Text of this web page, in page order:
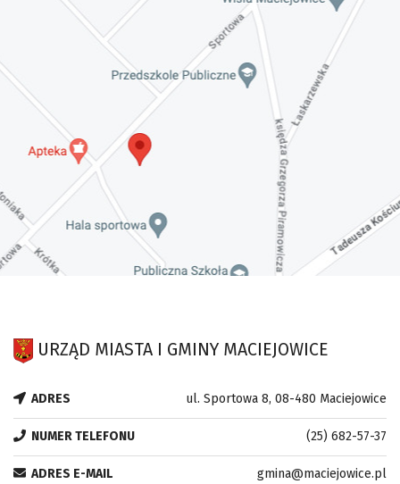
URZĄD MIASTA I GMINY MACIEJOWICE
ADRES ul. Sportowa 8, 08-480 Maciejowice
NUMER TELEFONU (25) 682-57-37
ADRES E-MAIL gmina@maciejowice.pl